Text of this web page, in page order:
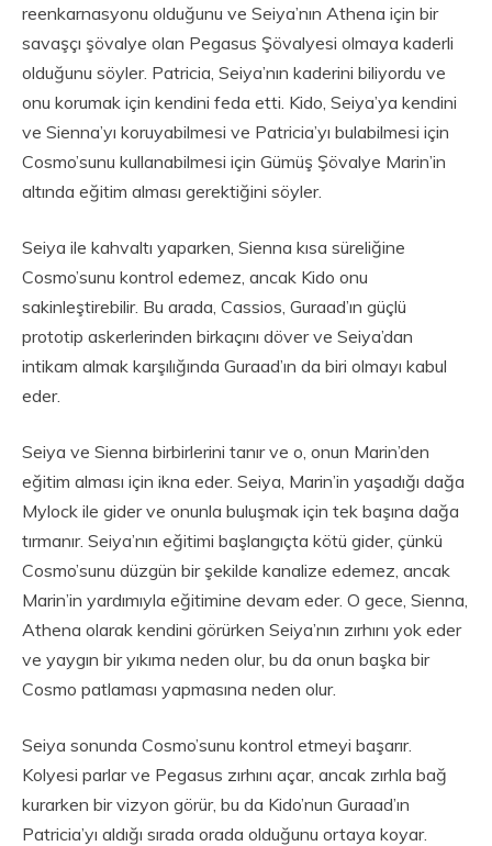
reenkarnasyonu olduğunu ve Seiya’nın Athena için bir
savaşçı şövalye olan Pegasus Şövalyesi olmaya kaderli
olduğunu söyler. Patricia, Seiya’nın kaderini biliyordu ve
onu korumak için kendini feda etti. Kido, Seiya’ya kendini
ve Sienna’yı koruyabilmesi ve Patricia’yı bulabilmesi için
Cosmo’sunu kullanabilmesi için Gümüş Şövalye Marin’in
altında eğitim alması gerektiğini söyler.
Seiya ile kahvaltı yaparken, Sienna kısa süreliğine
Cosmo’sunu kontrol edemez, ancak Kido onu
sakinleştirebilir. Bu arada, Cassios, Guraad’ın güçlü
prototip askerlerinden birkaçını döver ve Seiya’dan
intikam almak karşılığında Guraad’ın da biri olmayı kabul
eder.
Seiya ve Sienna birbirlerini tanır ve o, onun Marin’den
eğitim alması için ikna eder. Seiya, Marin’in yaşadığı dağa
Mylock ile gider ve onunla buluşmak için tek başına dağa
tırmanır. Seiya’nın eğitimi başlangıçta kötü gider, çünkü
Cosmo’sunu düzgün bir şekilde kanalize edemez, ancak
Marin’in yardımıyla eğitimine devam eder. O gece, Sienna,
Athena olarak kendini görürken Seiya’nın zırhını yok eder
ve yaygın bir yıkıma neden olur, bu da onun başka bir
Cosmo patlaması yapmasına neden olur.
Seiya sonunda Cosmo’sunu kontrol etmeyi başarır.
Kolyesi parlar ve Pegasus zırhını açar, ancak zırhla bağ
kurarken bir vizyon görür, bu da Kido’nun Guraad’ın
Patricia’yı aldığı sırada orada olduğunu ortaya koyar.